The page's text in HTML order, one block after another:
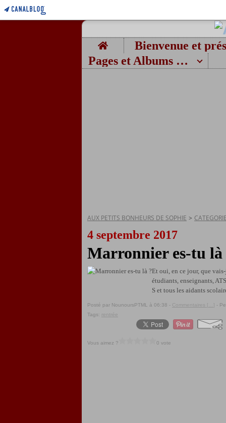
Home
Pages et Albums photos
AUX PETITS BONHEURS DE SOPHIE >
4 septembre 2017
Marronnier es-tu là
Et oui, en ce jour, que
étudiants, enseignants,
S et tous les aidants
Posté par NounoursPTML à 06:38 - Commentaires [ ] -
Tags:
rentrée
Vous aimez ? 0 vote